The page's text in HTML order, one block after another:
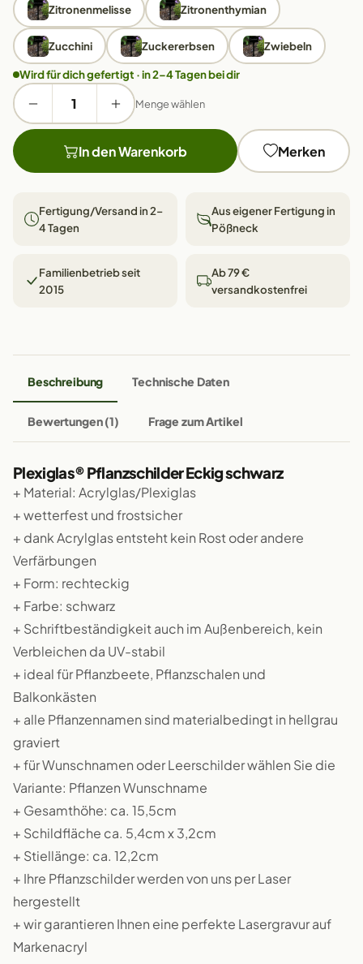
Zitronenmelisse Zitronenthymian
Zucchini Zuckererbsen Zwiebeln
Wird für dich gefertigt · in 2–4 Tagen bei dir
Menge wählen
In den Warenkorb Merken
Fertigung/Versand in 2–
4 Tagen
Aus eigener Fertigung in
Pößneck
Familienbetrieb seit
2015
Ab 79 €
versandkostenfrei
Beschreibung Technische Daten
Bewertungen (1) Frage zum Artikel
Plexiglas® Pflanzschilder Eckig schwarz
+ Material: Acrylglas/Plexiglas
+ wetterfest und frostsicher
+ dank Acrylglas entsteht kein Rost oder andere
Verfärbungen
+ Form: rechteckig
+ Farbe: schwarz
+ Schriftbeständigkeit auch im Außenbereich, kein
Verbleichen da UV-stabil
+ ideal für Pflanzbeete, Pflanzschalen und
Balkonkästen
+ alle Pflanzennamen sind materialbedingt in hellgrau
graviert
+ für Wunschnamen oder Leerschilder wählen Sie die
Variante: Pflanzen Wunschname
+ Gesamthöhe: ca. 15,5cm
+ Schildfläche ca. 5,4cm x 3,2cm
+ Stiellänge: ca. 12,2cm
+ Ihre Pflanzschilder werden von uns per Laser
hergestellt
+ wir garantieren Ihnen eine perfekte Lasergravur auf
Markenacryl